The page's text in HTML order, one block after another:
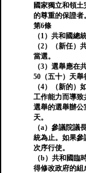
國家獨立和領
的尊重的保證者。
第6條
（1）共和國總
（2）（新任）
當選。
（3）選舉應在
50（五十）天舉
（4）（新的）
工作能力而導致
選舉的選舉辦公
天。
（a）參議院議
統為止。如果參
次序行使。
（b）共和國臨
得修改政府的組